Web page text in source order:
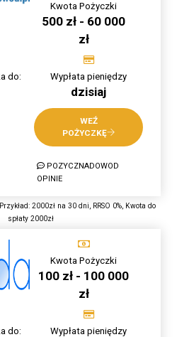
Kwota Pożyczki
500 zł - 60 000
zł
do: Wypłata pieniędzy
dzisiaj
WEŹ
POŻYCZKĘ
POZYCZNADOWOD
OPINIE
2000zł na 30 dni, RRSO 0%, Kwota do
spłaty 2000zł
Kwota Pożyczki
100 zł - 100 000
zł
do: Wypłata pieniędzy